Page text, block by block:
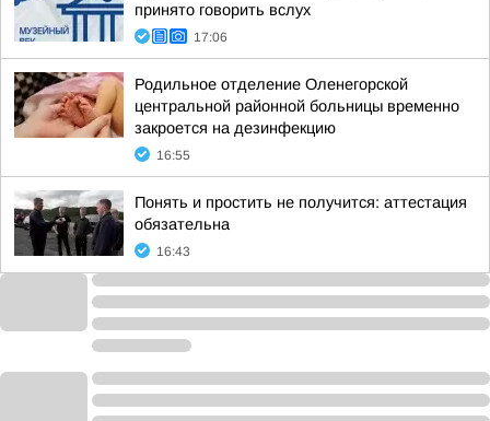
принято говорить вслух
17:06
Родильное отделение Оленегорской
центральной районной больницы временно
закроется на дезинфекцию
16:55
Понять и простить не получится: аттестация
обязательна
16:43